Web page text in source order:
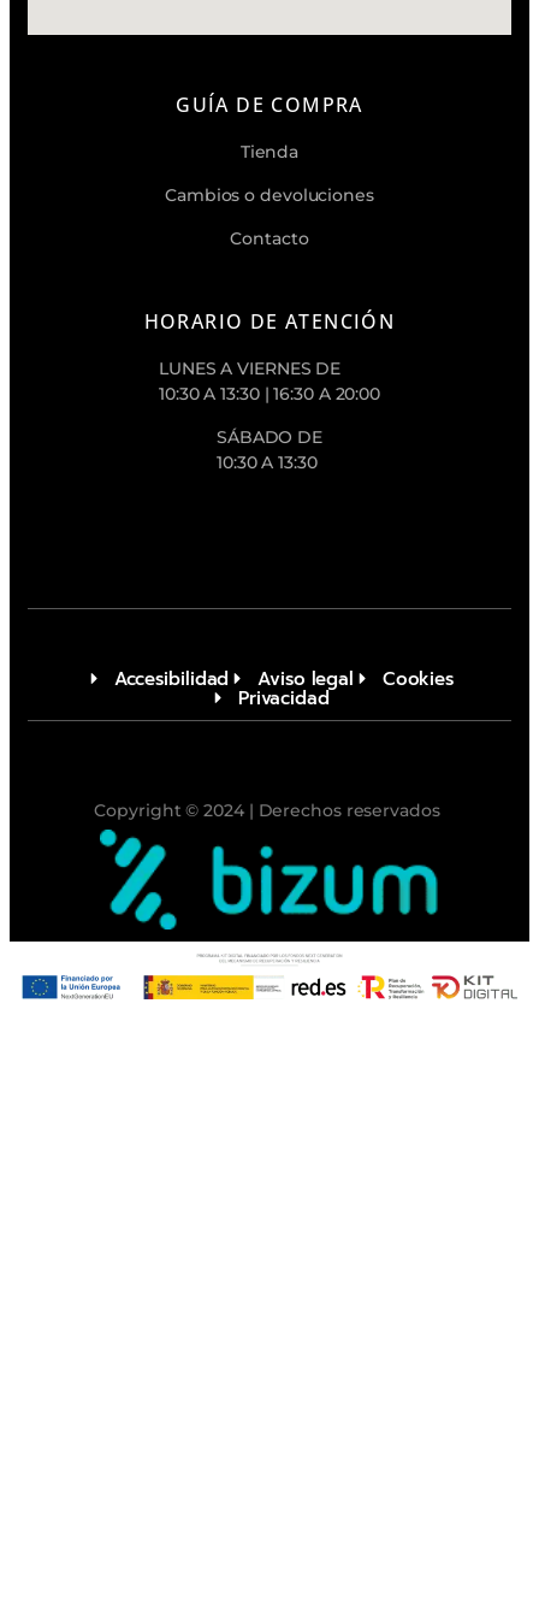
GUÍA DE COMPRA
Tienda
Cambios o devoluciones
Contacto
HORARIO DE ATENCIÓN
LUNES A VIERNES DE
10:30 A 13:30 | 16:30 A 20:00
SÁBADO DE
10:30 A 13:30
Accesibilidad Aviso legal Cookies
Privacidad
Copyright © 2024 | Derechos reservados